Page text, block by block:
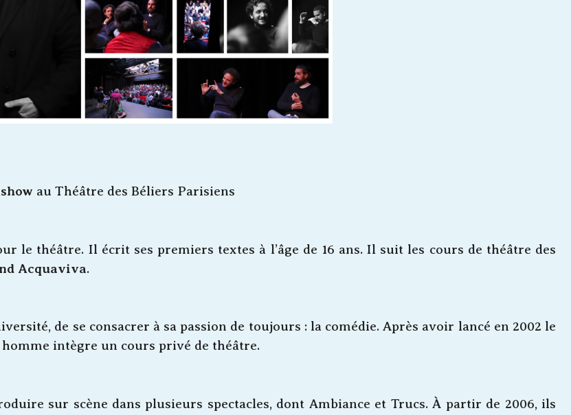
au Théâtre des Béliers Parisiens
le théâtre. Il écrit ses premiers textes à l’âge de 16 ans. Il suit les cours de théâtre des
Acquaviva.
de se consacrer à sa passion de toujours : la comédie. Après avoir lancé en 2002 le
homme intègre un cours privé de théâtre.
sur scène dans plusieurs spectacles, dont Ambiance et Trucs. À partir de 2006, ils